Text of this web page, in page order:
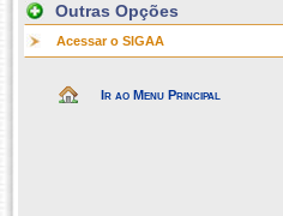
Outras Opções
Acessar o SIGAA
Ir ao Menu Principal